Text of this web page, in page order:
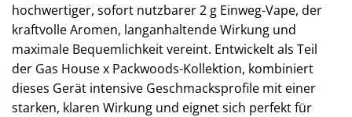
hochwertiger, sofort nutzbarer 2 g Einweg-Vape, der
kraftvolle Aromen, langanhaltende Wirkung und
maximale Bequemlichkeit vereint. Entwickelt als Teil
der Gas House x Packwoods-Kollektion, kombiniert
dieses Gerät intensive Geschmacksprofile mit einer
starken, klaren Wirkung und eignet sich perfekt für